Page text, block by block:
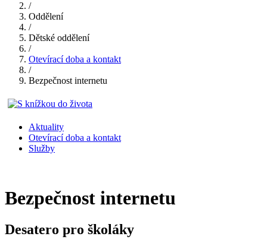
/
Oddělení
/
Dětské oddělení
/
Otevírací doba a kontakt
/
Bezpečnost internetu
Aktuality
Otevírací doba a kontakt
Služby
Bezpečnost internetu
Desatero pro školáky